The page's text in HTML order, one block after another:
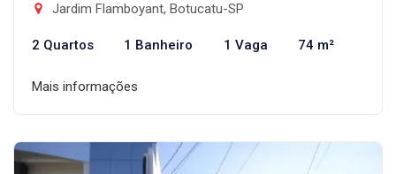
Jardim Flamboyant, Botucatu-SP
2 Quartos 1 Banheiro 1 Vaga 74 m²
Mais informações